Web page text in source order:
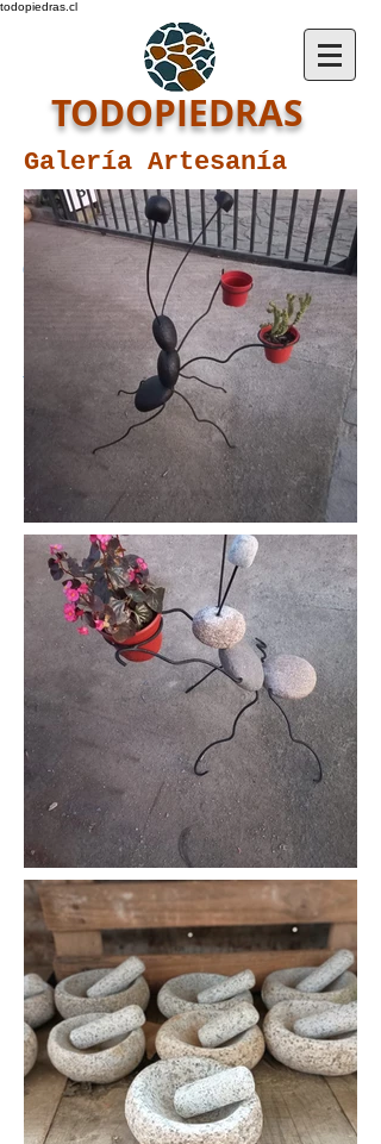
todopiedras.cl
TODOPIEDRAS
(+56) 976960398
@Todopiedras
todopiedras.cl
contacto@todopiedras.cl
calle seis 01724, Quilpué,
Chile
Galería Artesanía